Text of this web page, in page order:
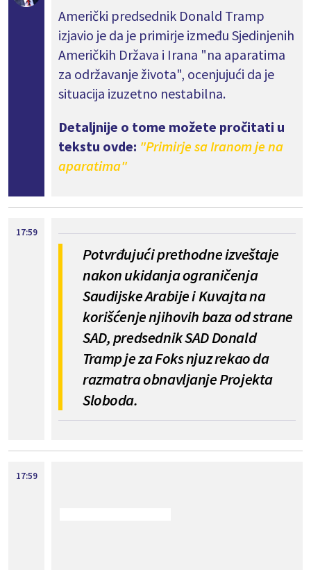
Američki predsednik Donald Tramp
izjavio je da je primirje između Sjedinjenih
Američkih Država i Irana "na aparatima
za održavanje života", ocenjujući da je
situacija izuzetno nestabilna.
Detaljnije o tome možete pročitati u
tekstu ovde: "Primirje sa Iranom je na
aparatima"
17:59
Potvrđujući prethodne izveštaje
nakon ukidanja ograničenja
Saudijske Arabije i Kuvajta na
korišćenje njihovih baza od strane
SAD, predsednik SAD Donald
Tramp je za Foks njuz rekao da
razmatra obnavljanje Projekta
Sloboda.
17:59